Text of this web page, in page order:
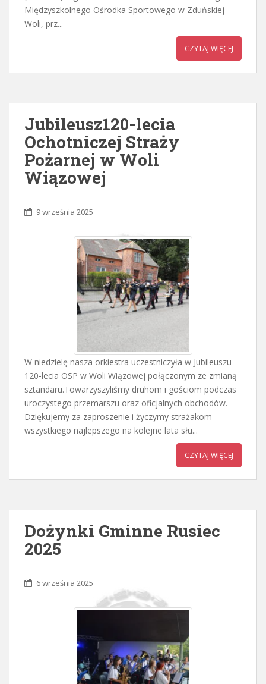
Międzyszkolnego Ośrodka Sportowego w Zduńskiej
Woli, prz...
CZYTAJ WIĘCEJ
Jubileusz120-lecia
Ochotniczej Straży
Pożarnej w Woli
Wiązowej
9 września 2025
W niedzielę nasza orkiestra uczestniczyła w Jubileuszu
120-lecia OSP w Woli Wiązowej połączonym ze zmianą
sztandaru.Towarzyszyliśmy druhom i gościom podczas
uroczystego przemarszu oraz oficjalnych obchodów.
Dziękujemy za zaproszenie i życzymy strażakom
wszystkiego najlepszego na kolejne lata słu...
CZYTAJ WIĘCEJ
Dożynki Gminne Rusiec
2025
6 września 2025